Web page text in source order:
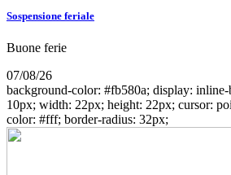
Sospensione feriale
Buone ferie
07/08/26
background-color: #fb580a; display:
10px; width: 22px; height: 22px; cursor:
color: #fff; border-radius: 32px;